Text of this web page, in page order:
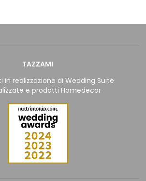
TAZZAMI
in realizzazione di Wedding Suite
e prodotti Homedecor